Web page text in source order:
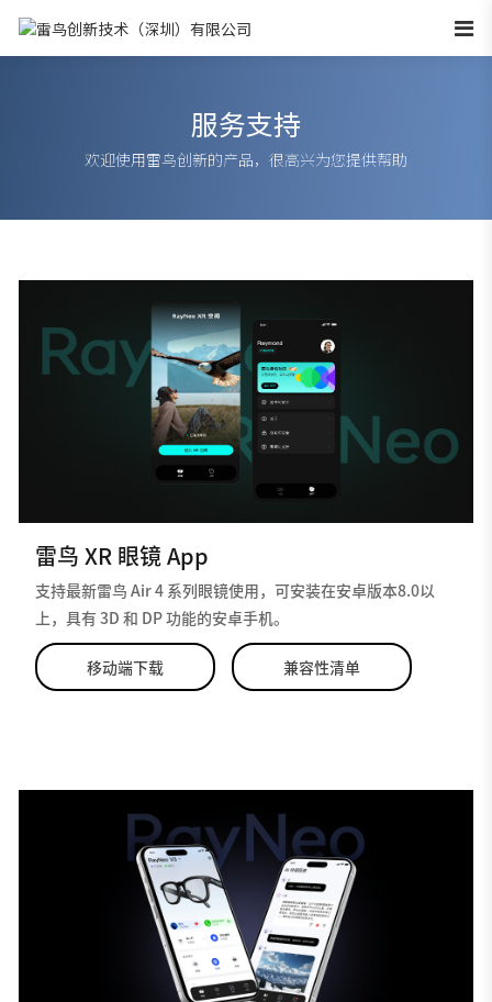
服务支持
欢迎使用雷鸟创新的产品，很高兴为您提供帮助
雷鸟 XR 眼镜 App
支持最新雷鸟 Air 4 系列眼镜使用，可安装在安卓版本8.0以
上，具有 3D 和 DP 功能的安卓手机。
移动端下载 兼容性清单